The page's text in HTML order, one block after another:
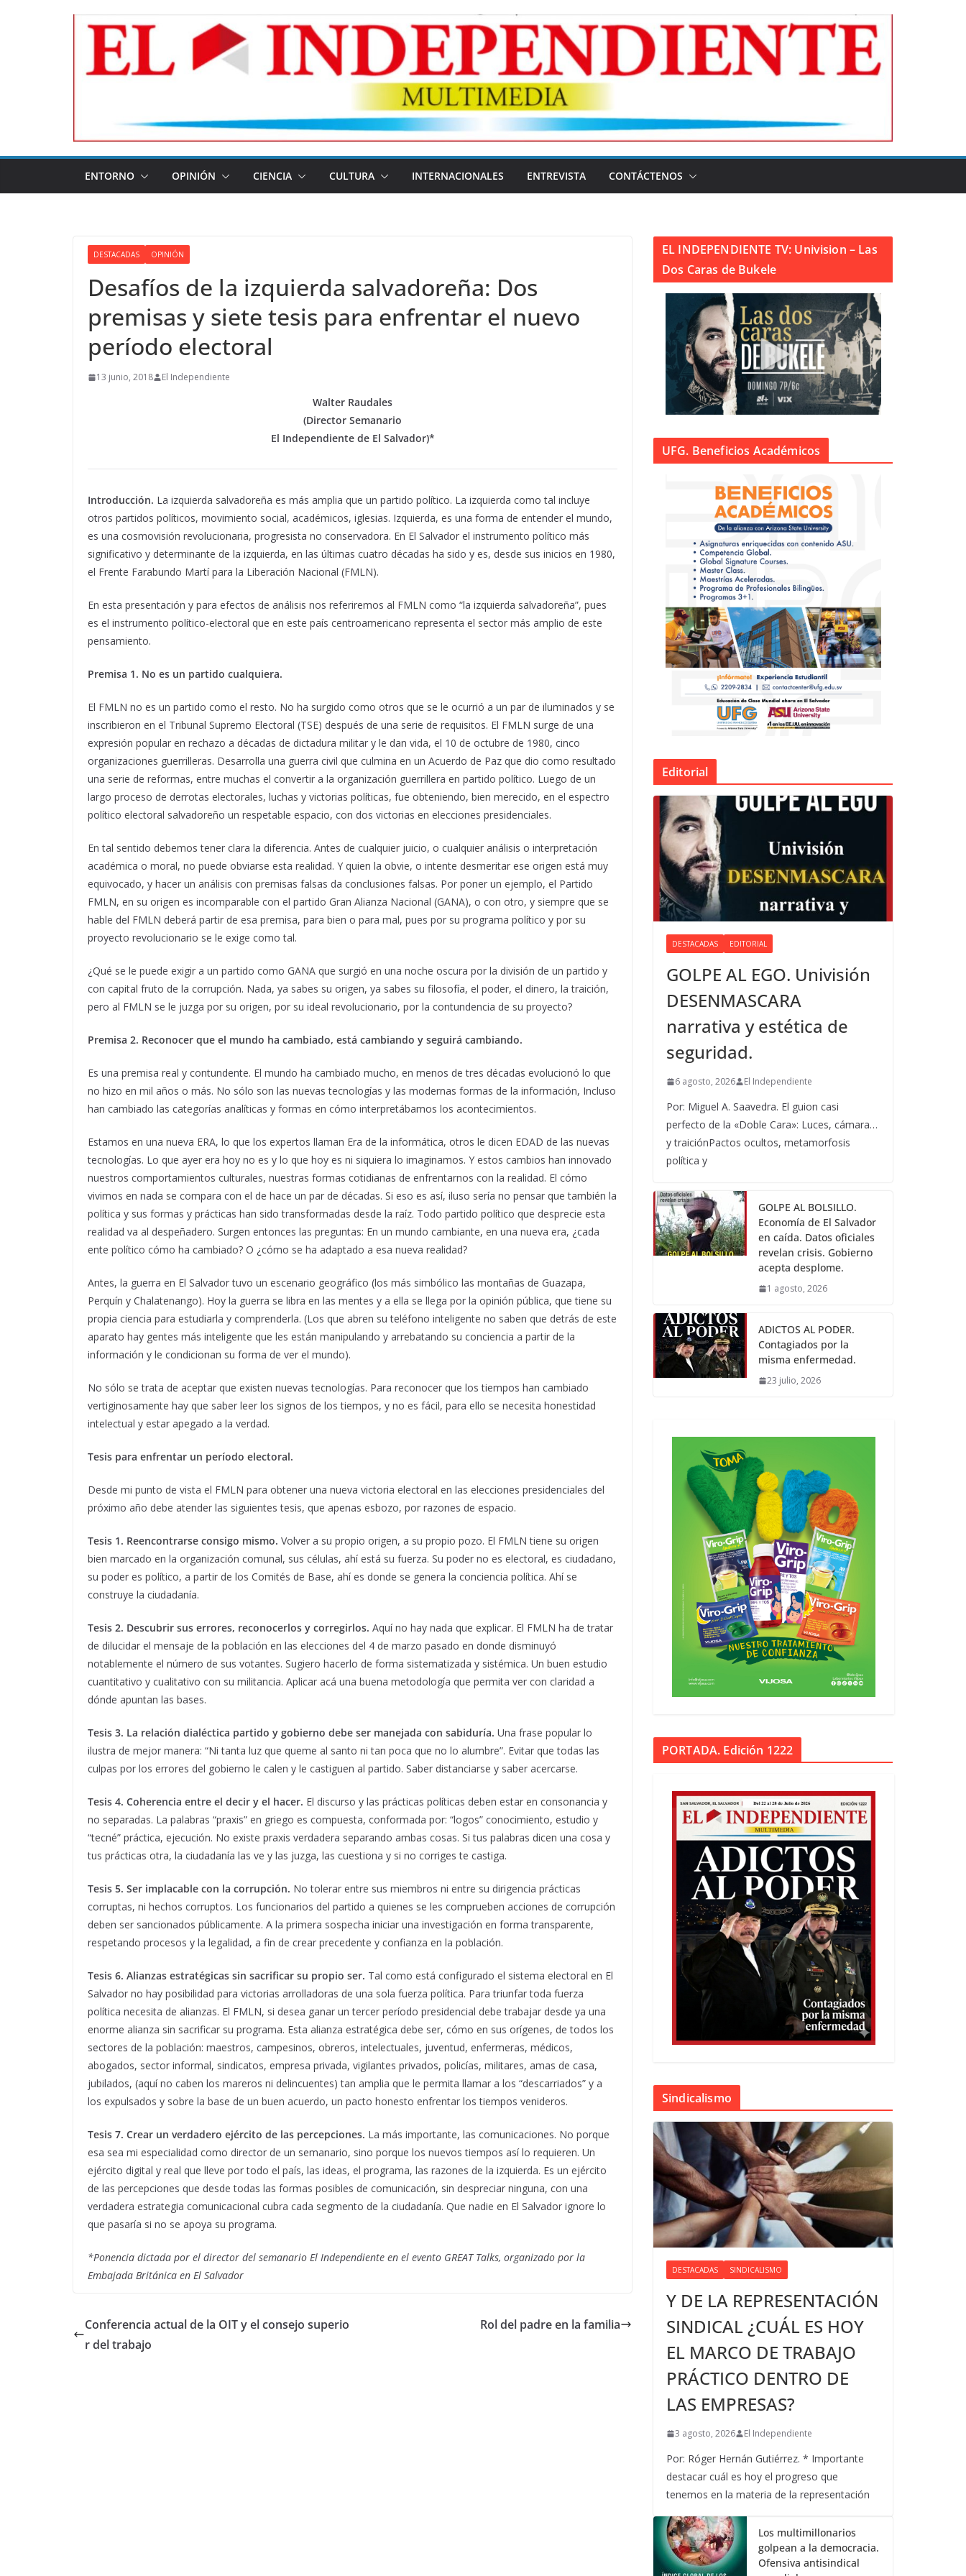
ENTORNO OPINIÓN CIENCIA CULTURA INTERNACIONALES ENTREVISTA CONTÁCTENOS
DESTACADAS OPINIÓN
Desafíos de la izquierda salvadoreña: Dos
premisas y siete tesis para enfrentar el nuevo
período electoral
13 junio, 2018 El Independiente
Walter Raudales
(Director Semanario
El Independiente de El Salvador)*
Introducción. La izquierda salvadoreña es más amplia que un partido político. La izquierda como tal incluye
otros partidos políticos, movimiento social, académicos, iglesias. Izquierda, es una forma de entender el mundo,
es una cosmovisión revolucionaria, progresista no conservadora. En El Salvador el instrumento político más
significativo y determinante de la izquierda, en las últimas cuatro décadas ha sido y es, desde sus inicios en 1980,
el Frente Farabundo Martí para la Liberación Nacional (FMLN).
En esta presentación y para efectos de análisis nos referiremos al FMLN como “la izquierda salvadoreña”, pues
es el instrumento político-electoral que en este país centroamericano representa el sector más amplio de este
pensamiento.
Premisa 1. No es un partido cualquiera.
El FMLN no es un partido como el resto. No ha surgido como otros que se le ocurrió a un par de iluminados y se
inscribieron en el Tribunal Supremo Electoral (TSE) después de una serie de requisitos. El FMLN surge de una
expresión popular en rechazo a décadas de dictadura militar y le dan vida, el 10 de octubre de 1980, cinco
organizaciones guerrilleras. Desarrolla una guerra civil que culmina en un Acuerdo de Paz que dio como resultado
una serie de reformas, entre muchas el convertir a la organización guerrillera en partido político. Luego de un
largo proceso de derrotas electorales, luchas y victorias políticas, fue obteniendo, bien merecido, en el espectro
político electoral salvadoreño un respetable espacio, con dos victorias en elecciones presidenciales.
En tal sentido debemos tener clara la diferencia. Antes de cualquier juicio, o cualquier análisis o interpretación
académica o moral, no puede obviarse esta realidad. Y quien la obvie, o intente desmeritar ese origen está muy
equivocado, y hacer un análisis con premisas falsas da conclusiones falsas. Por poner un ejemplo, el Partido
FMLN, en su origen es incomparable con el partido Gran Alianza Nacional (GANA), o con otro, y siempre que se
hable del FMLN deberá partir de esa premisa, para bien o para mal, pues por su programa político y por su
proyecto revolucionario se le exige como tal.
¿Qué se le puede exigir a un partido como GANA que surgió en una noche oscura por la división de un partido y
con capital fruto de la corrupción. Nada, ya sabes su origen, ya sabes su filosofía, el poder, el dinero, la traición,
pero al FMLN se le juzga por su origen, por su ideal revolucionario, por la contundencia de su proyecto?
Premisa 2. Reconocer que el mundo ha cambiado, está cambiando y seguirá cambiando.
Es una premisa real y contundente. El mundo ha cambiado mucho, en menos de tres décadas evolucionó lo que
no hizo en mil años o más. No sólo son las nuevas tecnologías y las modernas formas de la información, Incluso
han cambiado las categorías analíticas y formas en cómo interpretábamos los acontecimientos.
Estamos en una nueva ERA, lo que los expertos llaman Era de la informática, otros le dicen EDAD de las nuevas
tecnologías. Lo que ayer era hoy no es y lo que hoy es ni siquiera lo imaginamos. Y estos cambios han innovado
nuestros comportamientos culturales, nuestras formas cotidianas de enfrentarnos con la realidad. El cómo
vivimos en nada se compara con el de hace un par de décadas. Si eso es así, iluso sería no pensar que también la
política y sus formas y prácticas han sido transformadas desde la raíz. Todo partido político que desprecie esta
realidad va al despeñadero. Surgen entonces las preguntas: En un mundo cambiante, en una nueva era, ¿cada
ente político cómo ha cambiado? O ¿cómo se ha adaptado a esa nueva realidad?
Antes, la guerra en El Salvador tuvo un escenario geográfico (los más simbólico las montañas de Guazapa,
Perquín y Chalatenango). Hoy la guerra se libra en las mentes y a ella se llega por la opinión pública, que tiene su
propia ciencia para estudiarla y comprenderla. (Los que abren su teléfono inteligente no saben que detrás de este
aparato hay gentes más inteligente que les están manipulando y arrebatando su conciencia a partir de la
información y le condicionan su forma de ver el mundo).
No sólo se trata de aceptar que existen nuevas tecnologías. Para reconocer que los tiempos han cambiado
vertiginosamente hay que saber leer los signos de los tiempos, y no es fácil, para ello se necesita honestidad
intelectual y estar apegado a la verdad.
Tesis para enfrentar un período electoral.
Desde mi punto de vista el FMLN para obtener una nueva victoria electoral en las elecciones presidenciales del
próximo año debe atender las siguientes tesis, que apenas esbozo, por razones de espacio.
Tesis 1. Reencontrarse consigo mismo. Volver a su propio origen, a su propio pozo. El FMLN tiene su origen
bien marcado en la organización comunal, sus células, ahí está su fuerza. Su poder no es electoral, es ciudadano,
su poder es político, a partir de los Comités de Base, ahí es donde se genera la conciencia política. Ahí se
construye la ciudadanía.
Tesis 2. Descubrir sus errores, reconocerlos y corregirlos. Aquí no hay nada que explicar. El FMLN ha de tratar
de dilucidar el mensaje de la población en las elecciones del 4 de marzo pasado en donde disminuyó
notablemente el número de sus votantes. Sugiero hacerlo de forma sistematizada y sistémica. Un buen estudio
cuantitativo y cualitativo con su militancia. Aplicar acá una buena metodología que permita ver con claridad a
dónde apuntan las bases.
Tesis 3. La relación dialéctica partido y gobierno debe ser manejada con sabiduría. Una frase popular lo
ilustra de mejor manera: “Ni tanta luz que queme al santo ni tan poca que no lo alumbre”. Evitar que todas las
culpas por los errores del gobierno le calen y le castiguen al partido. Saber distanciarse y saber acercarse.
Tesis 4. Coherencia entre el decir y el hacer. El discurso y las prácticas políticas deben estar en consonancia y
no separadas. La palabras “praxis” en griego es compuesta, conformada por: “logos” conocimiento, estudio y
“tecné” práctica, ejecución. No existe praxis verdadera separando ambas cosas. Si tus palabras dicen una cosa y
tus prácticas otra, la ciudadanía las ve y las juzga, las cuestiona y si no corriges te castiga.
Tesis 5. Ser implacable con la corrupción. No tolerar entre sus miembros ni entre su dirigencia prácticas
corruptas, ni hechos corruptos. Los funcionarios del partido a quienes se les comprueben acciones de corrupción
deben ser sancionados públicamente. A la primera sospecha iniciar una investigación en forma transparente,
respetando procesos y la legalidad, a fin de crear precedente y confianza en la población.
Tesis 6. Alianzas estratégicas sin sacrificar su propio ser. Tal como está configurado el sistema electoral en El
Salvador no hay posibilidad para victorias arrolladoras de una sola fuerza política. Para triunfar toda fuerza
política necesita de alianzas. El FMLN, si desea ganar un tercer período presidencial debe trabajar desde ya una
enorme alianza sin sacrificar su programa. Esta alianza estratégica debe ser, cómo en sus orígenes, de todos los
sectores de la población: maestros, campesinos, obreros, intelectuales, juventud, enfermeras, médicos,
abogados, sector informal, sindicatos, empresa privada, vigilantes privados, policías, militares, amas de casa,
jubilados, (aquí no caben los mareros ni delincuentes) tan amplia que le permita llamar a los “descarriados” y a
los expulsados y sobre la base de un buen acuerdo, un pacto honesto enfrentar los tiempos venideros.
Tesis 7. Crear un verdadero ejército de las percepciones. La más importante, las comunicaciones. No porque
esa sea mi especialidad como director de un semanario, sino porque los nuevos tiempos así lo requieren. Un
ejército digital y real que lleve por todo el país, las ideas, el programa, las razones de la izquierda. Es un ejército
de las percepciones que desde todas las formas posibles de comunicación, sin despreciar ninguna, con una
verdadera estrategia comunicacional cubra cada segmento de la ciudadanía. Que nadie en El Salvador ignore lo
que pasaría si no se apoya su programa.
*Ponencia dictada por el director del semanario El Independiente en el evento GREAT Talks, organizado por la
Embajada Británica en El Salvador
Conferencia actual de la OIT y el consejo superio
r del trabajo
Rol del padre en la familia
EL INDEPENDIENTE TV: Univision – Las
Dos Caras de Bukele
UFG. Beneficios Académicos
Editorial
DESTACADAS EDITORIAL
GOLPE AL EGO. Univisión
DESENMASCARA
narrativa y estética de
seguridad.
6 agosto, 2026 El Independiente
Por: Miguel A. Saavedra. El guion casi
perfecto de la «Doble Cara»: Luces, cámara…
y traiciónPactos ocultos, metamorfosis
política y
GOLPE AL BOLSILLO.
Economía de El Salvador
en caída. Datos oficiales
revelan crisis. Gobierno
acepta desplome.
1 agosto, 2026
ADICTOS AL PODER.
Contagiados por la
misma enfermedad.
23 julio, 2026
PORTADA. Edición 1222
Sindicalismo
DESTACADAS SINDICALISMO
Y DE LA REPRESENTACIÓN
SINDICAL ¿CUÁL ES HOY
EL MARCO DE TRABAJO
PRÁCTICO DENTRO DE
LAS EMPRESAS?
3 agosto, 2026 El Independiente
Por: Róger Hernán Gutiérrez. * Importante
destacar cuál es hoy el progreso que
tenemos en la materia de la representación
Los multimillonarios
golpean a la democracia.
Ofensiva antisindical